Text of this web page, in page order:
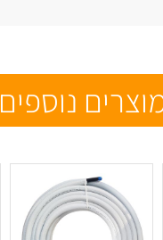
נוספים